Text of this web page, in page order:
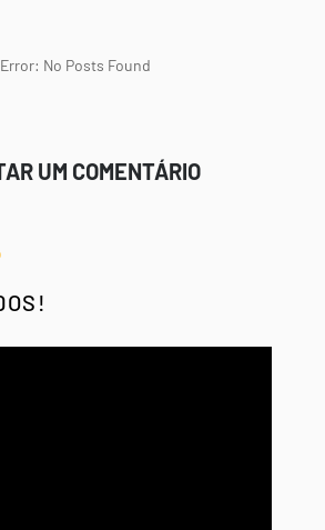
Error: No Posts Found
UM COMENTÁRIO